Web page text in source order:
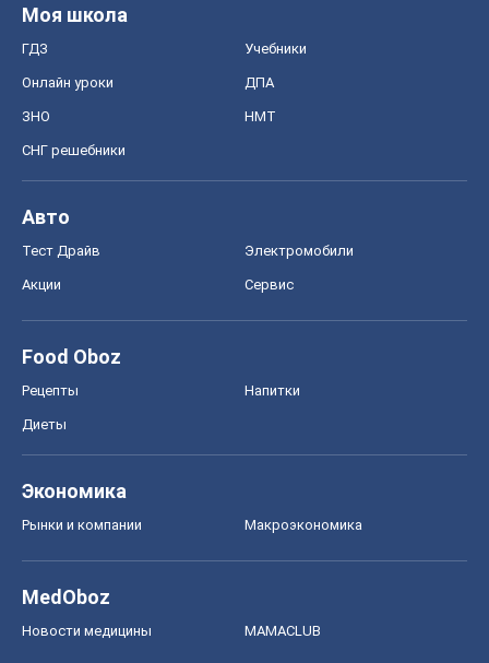
Моя школа
ГДЗ Учебники
Онлайн уроки ДПА
ЗНО НМТ
СНГ решебники
Авто
Тест Драйв Электромобили
Акции Сервис
Food Oboz
Рецепты Напитки
Диеты
Экономика
Рынки и компании Mакроэкономика
MedOboz
Новости медицины MAMACLUB